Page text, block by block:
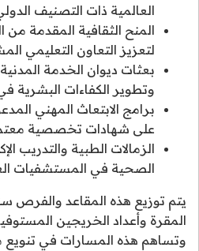
العالمية ذات التصنيف
المنح الثقافية المقدمة
لتعزيز التعاون التعليمي
بعثات ديوان الخدمة
وتطوير الكفاءات البشرية
برامج الابتعاث المهني
على شهادات تخصصية
الزمالات الطبية والتدريب
الصحية في المستشفيات
يتم توزيع هذه المقاعد والفرص
المقرة وأعداد الخريجين
وتساهم هذه المسارات في